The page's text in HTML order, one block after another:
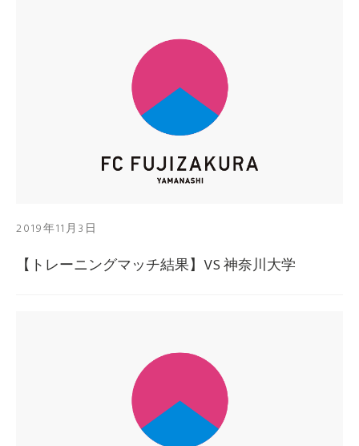
2019年11月3日
【トレーニングマッチ結果】VS 神奈川大学